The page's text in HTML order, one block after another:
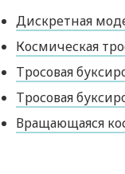
Дискретная
Космическая
Тросовая
Тросовая
Вращающаяся